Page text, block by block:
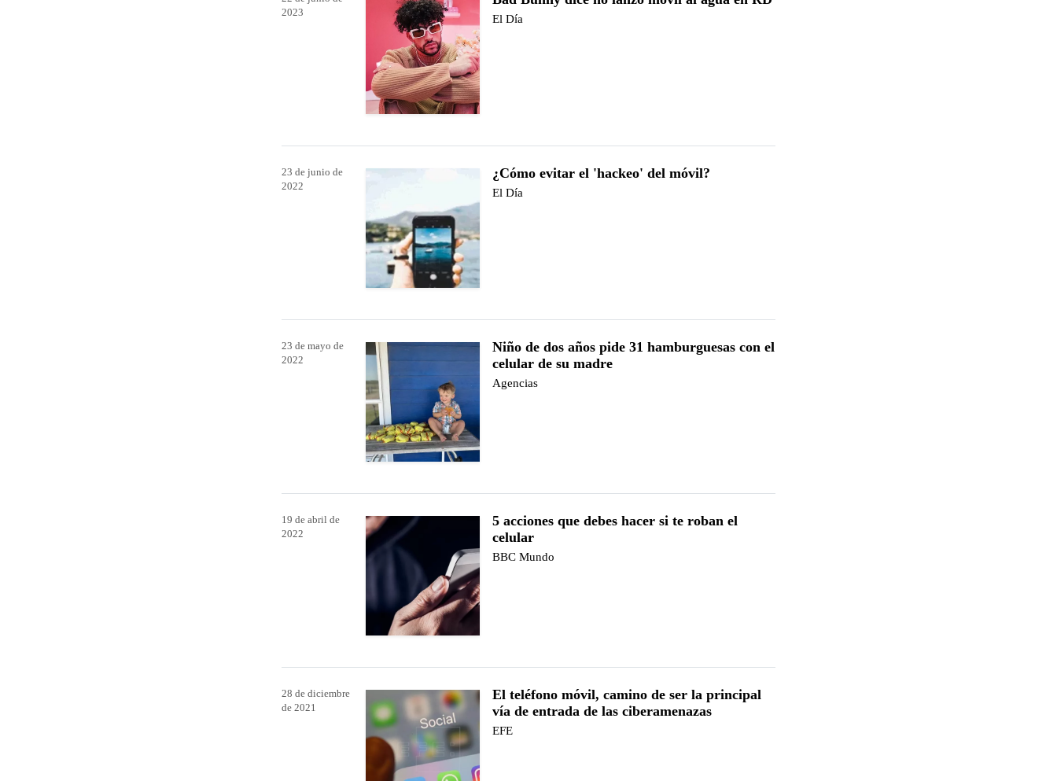
2023
El Día
23 de junio de
2022
¿Cómo evitar el 'hackeo' del móvil?
El Día
23 de mayo de
2022
Niño de dos años pide 31 hamburguesas con el
celular de su madre
Agencias
19 de abril de
2022
5 acciones que debes hacer si te roban el
celular
BBC Mundo
28 de diciembre
de 2021
El teléfono móvil, camino de ser la principal
vía de entrada de las ciberamenazas
EFE